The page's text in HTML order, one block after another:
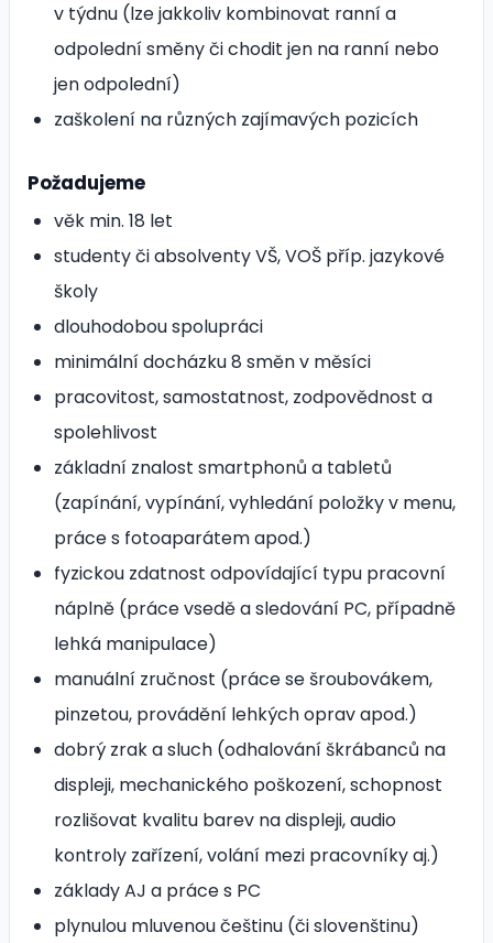
v týdnu (lze jakkoliv kombinovat ranní a
odpolední směny či chodit jen na ranní nebo
jen odpolední)
zaškolení na různých zajímavých pozicích
Požadujeme
věk min. 18 let
studenty či absolventy VŠ, VOŠ příp. jazykové
školy
dlouhodobou spolupráci
minimální docházku 8 směn v měsíci
pracovitost, samostatnost, zodpovědnost a
spolehlivost
základní znalost smartphonů a tabletů
(zapínání, vypínání, vyhledání položky v menu,
práce s fotoaparátem apod.)
fyzickou zdatnost odpovídající typu pracovní
náplně (práce vsedě a sledování PC, případně
lehká manipulace)
manuální zručnost (práce se šroubovákem,
pinzetou, provádění lehkých oprav apod.)
dobrý zrak a sluch (odhalování škrábanců na
displeji, mechanického poškození, schopnost
rozlišovat kvalitu barev na displeji, audio
kontroly zařízení, volání mezi pracovníky aj.)
základy AJ a práce s PC
plynulou mluvenou češtinu (či slovenštinu)